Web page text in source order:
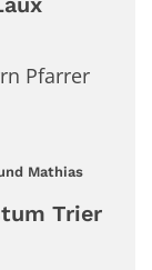
Pfarrer
Mathias
Trier